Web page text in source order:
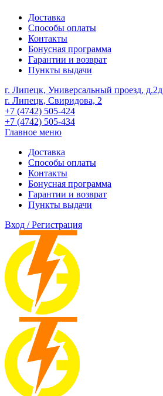
Доставка
Способы оплаты
Контакты
Бонусная программа
Гарантии и возврат
Пункты выдачи
г. Липецк, Универсальный проезд, д.2д
г. Липецк, Свиридова, 2
+7 (4742) 505-424
+7 (4742) 505-434
Главное меню
Доставка
Способы оплаты
Контакты
Бонусная программа
Гарантии и возврат
Пункты выдачи
Вход / Регистрация